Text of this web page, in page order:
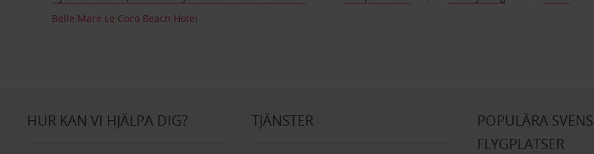
Belle Mare Le Coco Beach Hotel
HUR KAN VI HJÄLPA DIG? TJÄNSTER
POPULÄRA
FLYGPLATSER